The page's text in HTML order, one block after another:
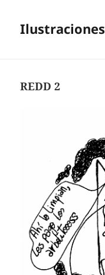
Ilustraciones
REDD 2